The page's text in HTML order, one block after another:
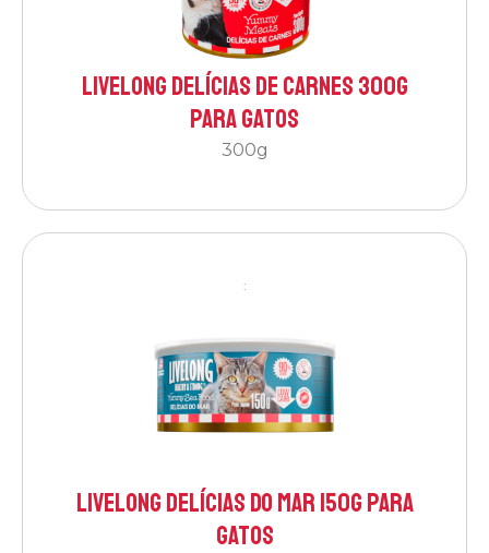
Livelong Delícias de Carnes 300g
para Gatos
300g
:
Livelong Delícias do Mar 150g para
Gatos